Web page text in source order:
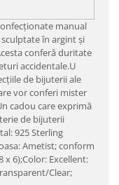
manual
în argint şi
conferă duritate
accidentale.U
de bijuterii ale
vor conferi mister
cadou care exprimă
de bijuterii
925 Sterling
Ametist; conform
x 6);Color: Excellent:
Clear;